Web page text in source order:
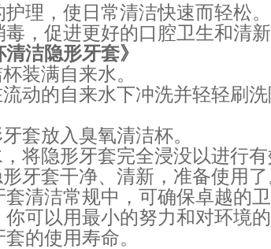
理，使日常清洁快速而轻松。
，促进更好的口腔卫生和清新
洁隐形牙套》
装满自来水。
动的自来水下冲洗并轻轻刷
套放入臭氧清洁杯。
将隐形牙套完全浸没以进行有
牙套干净、清新，准备使用了
清洁常规中，可确保卓越的
可以用最小的努力和对环境
的使用寿命。